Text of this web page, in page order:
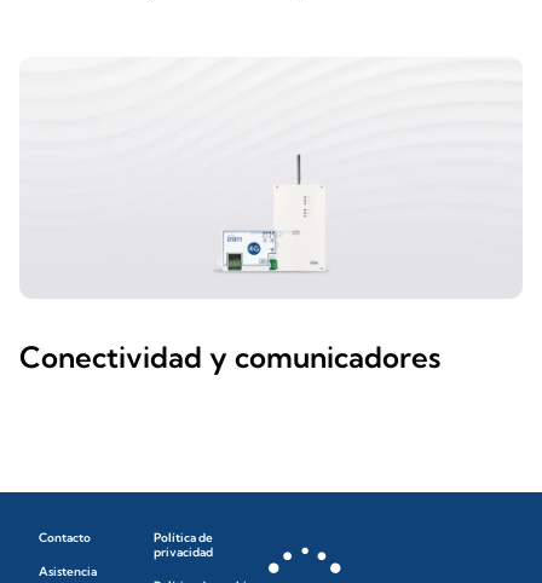
Conectividad y comunicadores
Contacto
Asistencia
Política de
privacidad